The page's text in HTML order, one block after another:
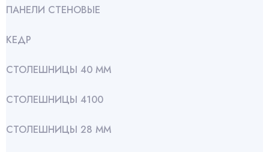
ПАНЕЛИ СТЕНОВЫЕ
КЕДР
СТОЛЕШНИЦЫ 40 ММ
СТОЛЕШНИЦЫ 4100
СТОЛЕШНИЦЫ 28 ММ